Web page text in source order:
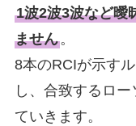
1波2波3波など曖
ません。
8本のRCIが示す
し、合致するロ
ていきます。